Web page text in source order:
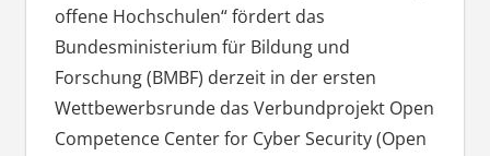
offene Hochschulen“ fördert das
Bundesministerium für Bildung und
Forschung (BMBF) derzeit in der ersten
Wettbewerbsrunde das Verbundprojekt Open
Competence Center for Cyber Security (Open